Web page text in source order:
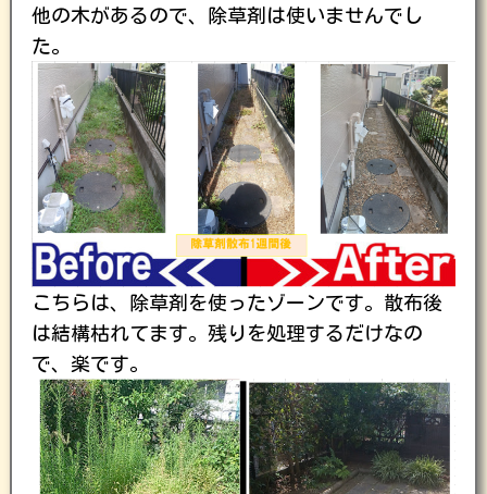
他の木があるので、除草剤は使いませんでし
た。
こちらは、除草剤を使ったゾーンです。散布後
は結構枯れてます。残りを処理するだけなの
で、楽です。